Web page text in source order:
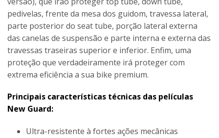
pedivelas, frente da mesa dos guidom, travessa lateral,
parte posterior do seat tube, porção lateral externa
das canelas de suspensão e parte interna e externa das
travessas traseiras superior e inferior. Enfim, uma
proteção que verdadeiramente irá proteger com
extrema eficiência a sua bike premium.
Principais características técnicas das películas
New Guard:
Ultra-resistente à fortes ações mecânicas